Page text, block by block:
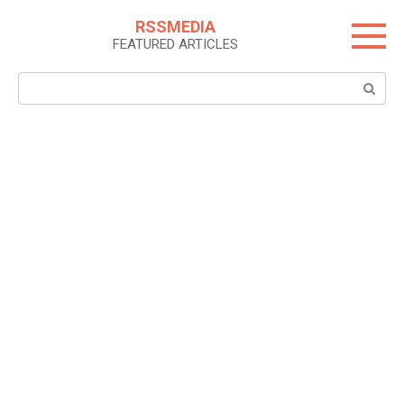
RSSMEDIA
FEATURED ARTICLES
Search: